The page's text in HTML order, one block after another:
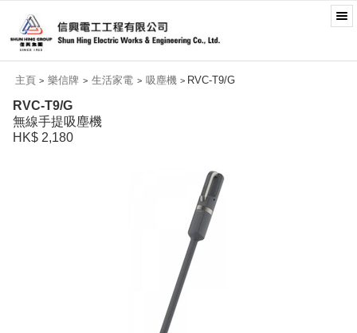
主頁 > 樂信牌 > 生活家電 > 吸塵機 > RVC-T9/G
RVC-T9/G
無線手提吸塵機
HK$ 2,180